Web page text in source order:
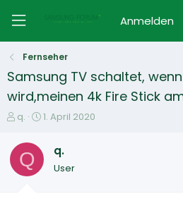
Anmelden
Fernseher
Samsung TV schaltet,
wird,meinen 4k Fire Stick
E
s
e
q.
E
t
1. April 2020
Q q.
User